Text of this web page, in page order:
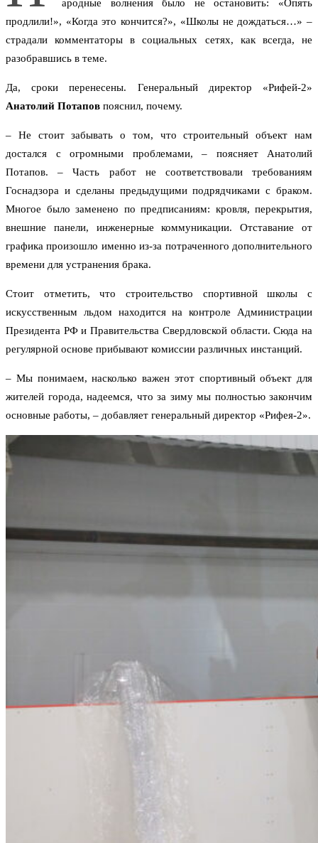
ародные волнения было не остановить: «Опять
продлили!», «Когда это кончится?», «Школы не дождаться…» –
страдали комментаторы в социальных сетях, как всегда, не
разобравшись в теме.
Да, сроки перенесены. Генеральный директор «Рифей-2»
Анатолий Потапов пояснил, почему.
– Не стоит забывать о том, что строительный объект нам
достался с огромными проблемами, – поясняет Анатолий
Потапов. – Часть работ не соответствовали требованиям
Госнадзора и сделаны предыдущими подрядчиками с браком.
Многое было заменено по предписаниям: кровля, перекрытия,
внешние панели, инженерные коммуникации. Отставание от
графика произошло именно из-за потраченного дополнительного
времени для устранения брака.
Стоит отметить, что строительство спортивной школы с
искусственным льдом находится на контроле Администрации
Президента РФ и Правительства Свердловской области. Сюда на
регулярной основе прибывают комиссии различных инстанций.
– Мы понимаем, насколько важен этот спортивный объект для
жителей города, надеемся, что за зиму мы полностью закончим
основные работы, – добавляет генеральный директор «Рифея-2».